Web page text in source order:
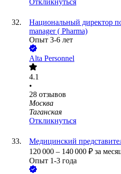
Откликнуться
Национальный директор
manager ( Pharma)
Опыт 3-6 лет
Alta Personnel
4.1
•
28 отзывов
Москва
Таганская
Откликнуться
Медицинский
120 000 – 140 000 ₽ за
Опыт 1-3 года